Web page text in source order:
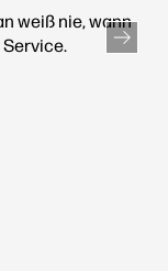
weiß nie, wann